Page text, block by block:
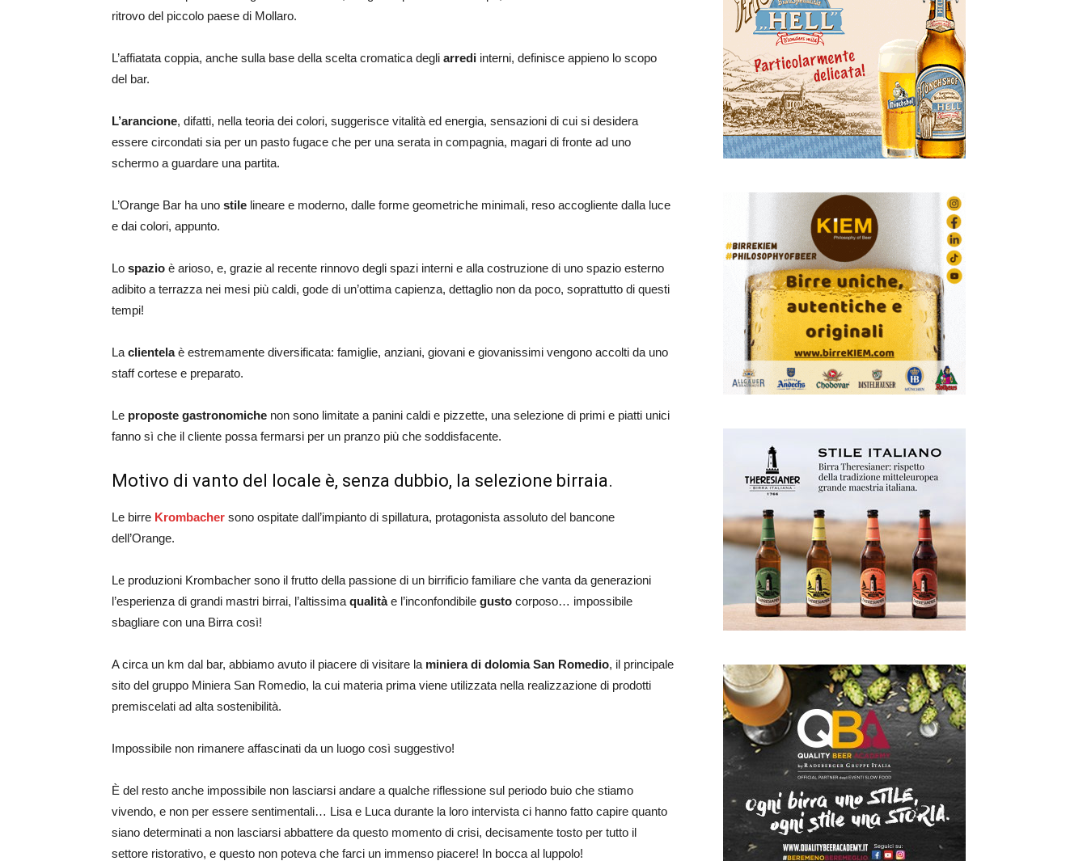
ritrovo del piccolo paese di Mollaro.
L’affiatata coppia, anche sulla base della scelta cromatica degli arredi interni, definisce appieno lo scopo
del bar.
L’arancione, difatti, nella teoria dei colori, suggerisce vitalità ed energia, sensazioni di cui si desidera
essere circondati sia per un pasto fugace che per una serata in compagnia, magari di fronte ad uno
schermo a guardare una partita.
L’Orange Bar ha uno stile lineare e moderno, dalle forme geometriche minimali, reso accogliente dalla luce
e dai colori, appunto.
Lo spazio è arioso, e, grazie al recente rinnovo degli spazi interni e alla costruzione di uno spazio esterno
adibito a terrazza nei mesi più caldi, gode di un’ottima capienza, dettaglio non da poco, soprattutto di questi
tempi!
La clientelaè estremamente diversificata: famiglie, anziani, giovani e giovanissimi vengono accolti da uno
staff cortese e preparato.
Le proposte gastronomiche non sono limitate a panini caldi e pizzette, una selezione di primi e piatti unici
fanno sì che il cliente possa fermarsi per un pranzo più che soddisfacente.
Motivo di vanto del locale è, senza dubbio, la selezione birraia.
Le birre Krombacher sono ospitate dall’impianto di spillatura, protagonista assoluto del bancone
dell’Orange.
Le produzioni Krombacher sono il frutto della passione di un birrificio familiare che vanta da generazioni
l’esperienza di grandi mastri birrai, l’altissima qualitàe l’inconfondibile gusto corposo… impossibile
sbagliare con una Birra così!
A circa un km dal bar, abbiamo avuto il piacere di visitare la miniera di dolomia San Romedio, il principale
sito del gruppo Miniera San Romedio, la cui materia prima viene utilizzata nella realizzazione di prodotti
premiscelati ad alta sostenibilità.
Impossibile non rimanere affascinati da un luogo così suggestivo!
È del resto anche impossibile non lasciarsi andare a qualche riflessione sul periodo buio che stiamo
vivendo, e non per essere sentimentali… Lisa e Luca durante la loro intervista ci hanno fatto capire quanto
siano determinati a non lasciarsi abbattere da questo momento di crisi, decisamente tosto per tutto il
settore ristorativo, e questo non poteva che farci un immenso piacere! In bocca al luppolo!